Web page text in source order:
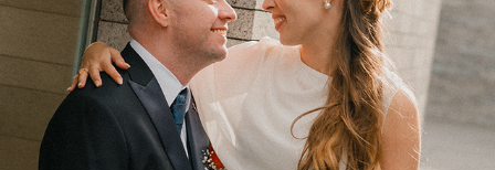
CATARINA & DANIEL
2026